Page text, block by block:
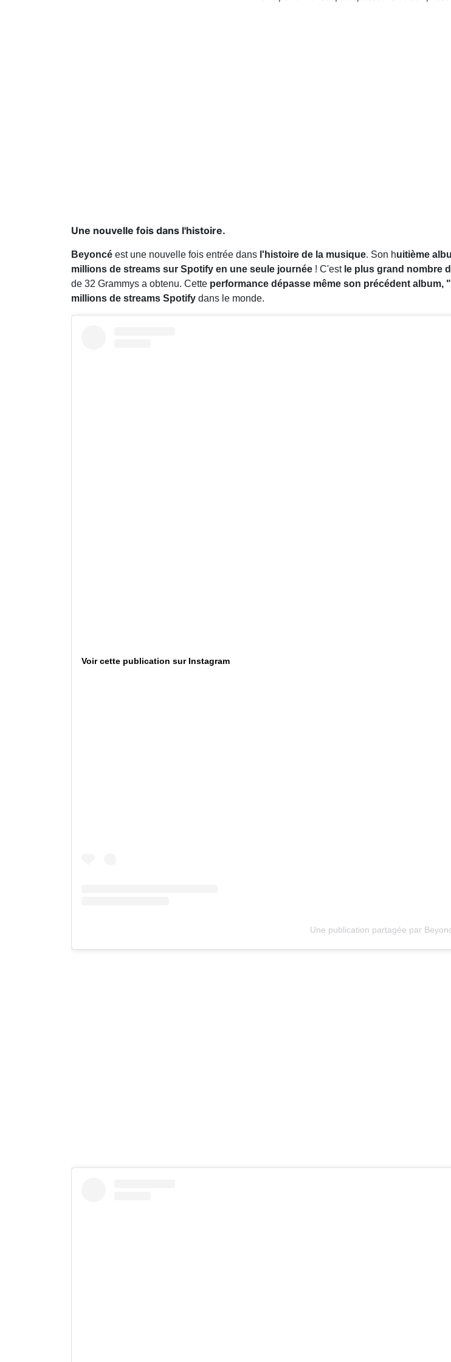
Une nouvelle fois dans l'histoire.
Beyoncé est une nouvelle fois entrée dans l'histoire de la musique. Son huitième
millions de streams sur Spotify en une seule journée ! C'est le plus grand nombre
de 32 Grammys a obtenu. Cette performance dépasse même son précédent album,
millions de streams Spotify dans le monde.
Voir cette publication sur Instagram
Une publication partagée par